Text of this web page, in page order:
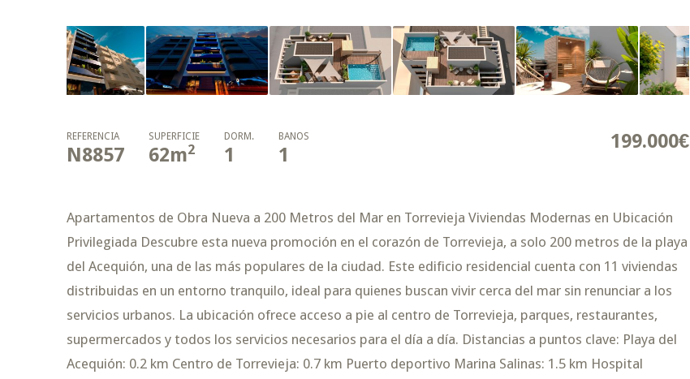
199.000€
REFERENCIA
N8857
SUPERFICIE
62m2
DORM.
1
BAÑOS
1
Apartamentos de Obra Nueva a 200 Metros del Mar en Torrevieja Viviendas Modernas en Ubicación
Privilegiada Descubre esta nueva promoción en el corazón de Torrevieja, a solo 200 metros de la playa
del Acequión, una de las más populares de la ciudad. Este edificio residencial cuenta con 11 viviendas
distribuidas en un entorno tranquilo, ideal para quienes buscan vivir cerca del mar sin renunciar a los
servicios urbanos. La ubicación ofrece acceso a pie al centro de Torrevieja, parques, restaurantes,
supermercados y todos los servicios necesarios para el día a día. Distancias a puntos clave: Playa del
Acequión: 0.2 km Centro de Torrevieja: 0.7 km Puerto deportivo Marina Salinas: 1.5 km Hospital